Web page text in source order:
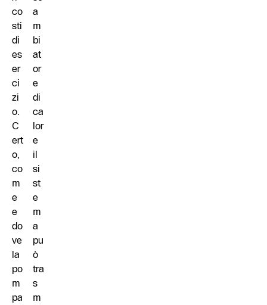
co
sti
di
es
er
ci
zi
o.
C
ert
o,
co
m
e
e
do
ve
la
po
m
pa
a
m
bi
at
or
e
di
ca
lor
e
il
si
st
e
m
a
pu
ò
tra
s
m